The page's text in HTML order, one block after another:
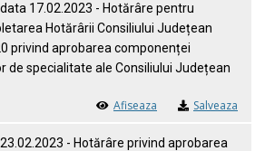
17.02.2023 - Hotărâre pentru
Hotărârii Consiliului Județean
privind aprobarea componenței
de specialitate ale Consiliului Județean
Afiseaza Salveaza
- Hotărâre privind aprobarea